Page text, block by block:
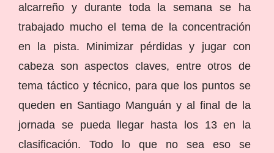
alcarreño y durante toda la semana se ha
trabajado mucho el tema de la concentración
en la pista. Minimizar pérdidas y jugar con
cabeza son aspectos claves, entre otros de
tema táctico y técnico, para que los puntos se
queden en Santiago Manguán y al final de la
jornada se pueda llegar hasta los 13 en la
clasificación. Todo lo que no sea eso se